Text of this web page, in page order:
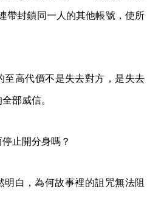
帶封鎖同一人的其他帳號，使所
至高代價不是失去對方，是失去
部威信。
止開分身嗎？
白，為何故事裡的詛咒無法阻